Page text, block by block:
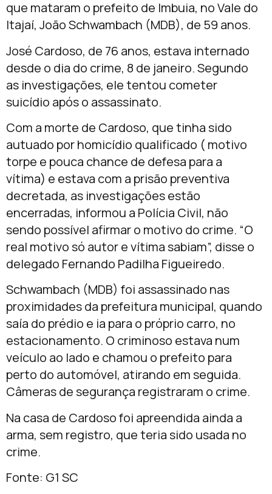
que mataram o prefeito de Imbuia, no Vale do
Itajaí, João Schwambach (MDB), de 59 anos.
José Cardoso, de 76 anos, estava internado
desde o dia do crime, 8 de janeiro. Segundo
as investigações, ele tentou cometer
suicídio após o assassinato.
Com a morte de Cardoso, que tinha sido
autuado por homicídio qualificado ( motivo
torpe e pouca chance de defesa para a
vítima) e estava com a prisão preventiva
decretada, as investigações estão
encerradas, informou a Polícia Civil, não
sendo possível afirmar o motivo do crime. “O
real motivo só autor e vítima sabiam”, disse o
delegado Fernando Padilha Figueiredo.
Schwambach (MDB) foi assassinado nas
proximidades da prefeitura municipal, quando
saía do prédio e ia para o próprio carro, no
estacionamento. O criminoso estava num
veículo ao lado e chamou o prefeito para
perto do automóvel, atirando em seguida.
Câmeras de segurança registraram o crime.
Na casa de Cardoso foi apreendida ainda a
arma, sem registro, que teria sido usada no
crime.
Fonte: G1 SC